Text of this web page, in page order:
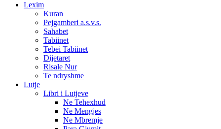
Lexim
Kuran
Pejgamberi a.s.v.s.
Sahabet
Tabiinet
Tebei Tabiinet
Dijetaret
Risale Nur
Te ndryshme
Lutje
Libri i Lutjeve
Ne Tehexhud
Ne Mengjes
Ne Mbremje